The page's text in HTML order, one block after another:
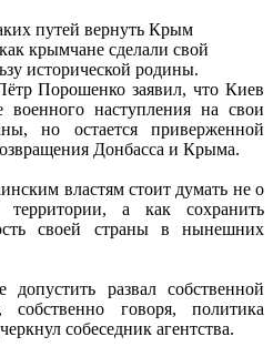
путей вернуть Крым
крымчане сделали свой
исторической родины.
Порошенко заявил, что Киев
военного наступления на свои
но остается приверженной
Донбасса и Крыма.
властям стоит думать не о
а как сохранить
своей страны в нынешних
развал собственной
говоря, политика
собеседник агентства.